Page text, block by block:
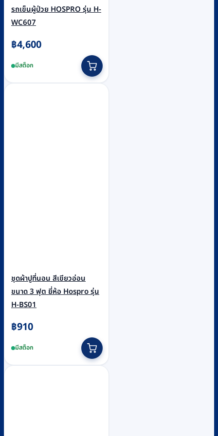
รถเข็นผู้ป่วย HOSPRO รุ่น H-
WC607
฿4,600
มีสต็อก
ชุดผ้าปูที่นอน สีเขียวอ่อน
ขนาด 3 ฟุต ยี่ห้อ Hospro รุ่น
H-BS01
฿910
มีสต็อก